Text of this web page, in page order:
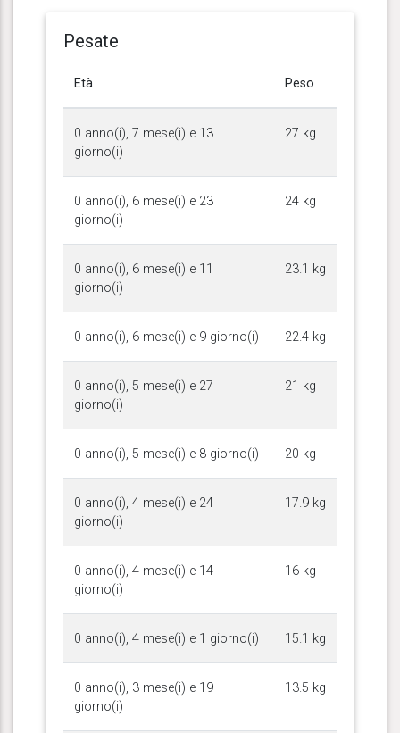
Pesate
Età Peso
0 anno(i), 7 mese(i) e 13
giorno(i)
27 kg
0 anno(i), 6 mese(i) e 23
giorno(i)
24 kg
0 anno(i), 6 mese(i) e 11
giorno(i)
23.1 kg
0 anno(i), 6 mese(i) e 9 giorno(i) 22.4 kg
0 anno(i), 5 mese(i) e 27
giorno(i)
21 kg
0 anno(i), 5 mese(i) e 8 giorno(i) 20 kg
0 anno(i), 4 mese(i) e 24
giorno(i)
17.9 kg
0 anno(i), 4 mese(i) e 14
giorno(i)
16 kg
0 anno(i), 4 mese(i) e 1 giorno(i) 15.1 kg
0 anno(i), 3 mese(i) e 19
giorno(i)
13.5 kg